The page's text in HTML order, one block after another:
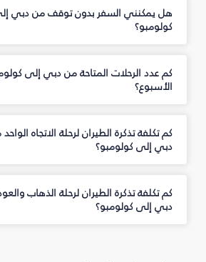
هل يمكنني السفر بدون توقف من دبي
كولومبو؟
كم عدد الرحلات المتاحة من دبي إلى
الأسبوع؟
كم تكلفة تذكرة الطيران لرحلة الاتجاه
دبي إلى كولومبو؟
كم تكلفة تذكرة الطيران لرحلة الذهاب
دبي إلى كولومبو؟